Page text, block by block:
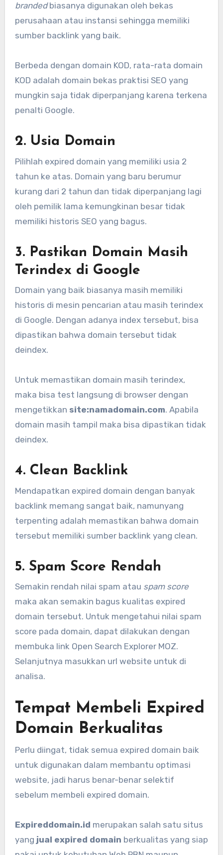
brandedbiasanya digunakan oleh bekas
perusahaan atau instansi sehingga memiliki
sumber backlink yang baik.
Berbeda dengan domain KOD, rata-rata domain
KOD adalah domain bekas praktisi SEO yang
mungkin saja tidak diperpanjang karena terkena
penalti Google.
2. Usia Domain
Pilihlah expired domain yang memiliki usia 2
tahun ke atas. Domain yang baru berumur
kurang dari 2 tahun dan tidak diperpanjang lagi
oleh pemilik lama kemungkinan besar tidak
memiliki historis SEO yang bagus.
3. Pastikan Domain Masih
Terindex di Google
Domain yang baik biasanya masih memiliki
historis di mesin pencarian atau masih terindex
di Google. Dengan adanya index tersebut, bisa
dipastikan bahwa domain tersebut tidak
deindex.
Untuk memastikan domain masih terindex,
maka bisa test langsung di browser dengan
mengetikkan site:namadomain.com. Apabila
domain masih tampil maka bisa dipastikan tidak
deindex.
4. Clean Backlink
Mendapatkan expired domain dengan banyak
backlink memang sangat baik, namunyang
terpenting adalah memastikan bahwa domain
tersebut memiliki sumber backlink yang clean.
5. Spam Score Rendah
Semakin rendah nilai spam atau spam score
maka akan semakin bagus kualitas expired
domain tersebut. Untuk mengetahui nilai spam
score pada domain, dapat dilakukan dengan
membuka link Open Search Explorer MOZ.
Selanjutnya masukkan url website untuk di
analisa.
Tempat Membeli Expired
Domain Berkualitas
Perlu diingat, tidak semua expired domain baik
untuk digunakan dalam membantu optimasi
website, jadi harus benar-benar selektif
sebelum membeli expired domain.
Expireddomain.id merupakan salah satu situs
yang jual expired domain berkualitas yang siap